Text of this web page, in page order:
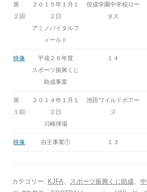
第
２回
２０１５年１月１
２日
アミノバイタルフ
ィールド
佼成学園中学校ロー
タス
映像
平成２６年度
スポーツ振興くじ
助成事業
１４
第
１回
２０１４年１月１
２日
川崎球場
池田ワイルドボアー
ズ
映像 自主事業① １３
カテゴリー: KJFA スポーツ振興くじ助成